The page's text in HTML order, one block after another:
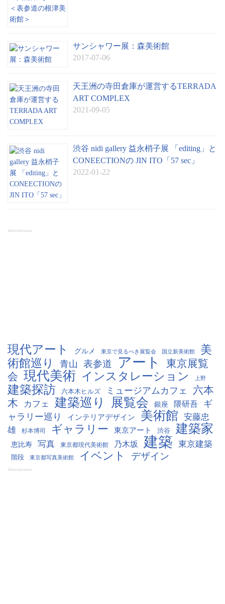
サンシャワー展：森美術館
2017-07-06
天王洲の寺田倉庫が運営するTERRADA
ART COMPLEX
2021-09-05
渋谷 nidi gallery 益永梢子展 「editing」と
CONEECTIONの JIN ITO「57 sec」
2022-01-22
Advertisement
現代アート グルメ 東京で見るべき展覧会 国立新美術館
美
術館巡り
青山 表参道 アート
東京展覧
会 現代美術 インスタレーション 上野
建築探訪 六本木ヒルズ ミュージアムカフェ
六本
木
カフェ 建築巡り 展覧会 銀座 隈研吾
ギ
ャラリー巡り
インテリアデザイン 美術館
安藤忠
雄
杉本博司 ギャラリー 東京アート 渋谷 建築家
恵比寿 写真 東京都現代美術館 乃木坂 建築 東京建築
階段 東京都写真美術館 イベント デザイン
Advertisement